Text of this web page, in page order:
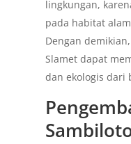
lingkungan,
pada habitat
Dengan
Slamet dapat
dan ekologis dari